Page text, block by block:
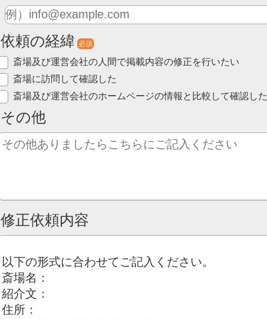
依頼の経緯 必須
斎場及び運営会社の人間で掲載内容の修正を行いたい
斎場に訪問して確認した
斎場及び運営会社のホームページの情報と比較して確認した
その他
修正依頼内容